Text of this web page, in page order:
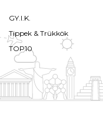
GY.I.K.
Tippek & Trükkök
TOP10